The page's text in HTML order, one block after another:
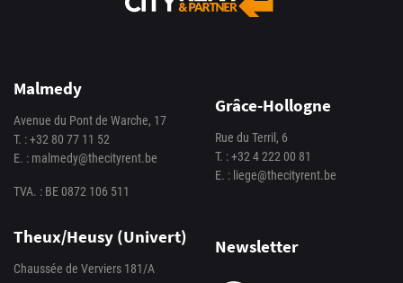
Malmedy
Avenue du Pont de Warche, 17
T. :+32 80 77 11 52
E. : malmedy@thecityrent.be
TVA. : BE 0872 106 511
Grâce-Hollogne
Rue du Terril, 6
T. :+32 4 222 00 81
E. : liege@thecityrent.be
Theux/Heusy (Univert)
Chaussée de Verviers 181/A
Newsletter